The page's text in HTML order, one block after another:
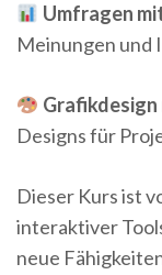
Umfragen
Meinungen und
Grafikdesign
Designs für
Dieser Kurs ist
interaktiver
neue